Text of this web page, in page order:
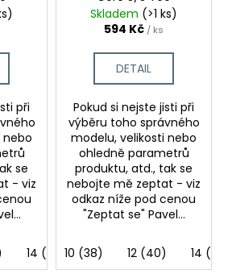
při
nebo
se
- viz
14 (42) 8 (36)
Skladem (>1 ks)
594 Kč / ks
DETAIL
Pokud si nejste jisti při
výběru toho správného
modelu, velikosti nebo
ohledně parametrů
produktu, atd., tak se
nebojte mě zeptat - viz
odkaz níže pod cenou
"Zeptat se" Pavel...
10 (38) 12 (40) 14 (42)